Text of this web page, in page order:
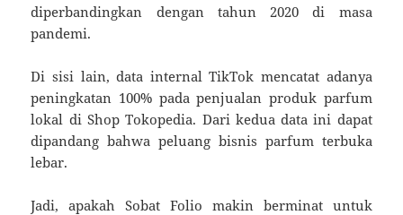
diperbandingkan dengan tahun 2020 di masa
pandemi.
Di sisi lain, data internal TikTok mencatat adanya
peningkatan 100% pada penjualan produk parfum
lokal di Shop Tokopedia. Dari kedua data ini dapat
dipandang bahwa peluang bisnis parfum terbuka
lebar.
Jadi, apakah Sobat Folio makin berminat untuk